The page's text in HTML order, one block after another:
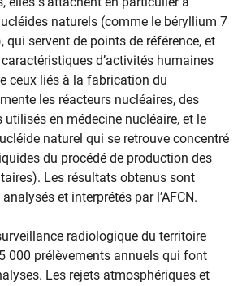
naturels (comme le béryllium 7
qui servent de points de référence, et
d’activités humaines
ceux liés à la fabrication du
les réacteurs nucléaires, des
en médecine nucléaire, et le
naturel qui se retrouve concentré
du procédé de production des
Les résultats obtenus sont
et interprétés par l’AFCN.
radiologique du territoire
000 prélèvements annuels qui font
Les rejets atmosphériques et